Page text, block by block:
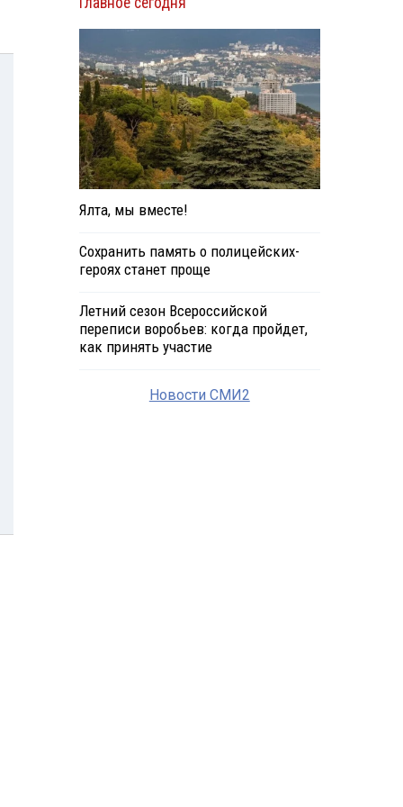
Ялта, мы вместе!
Сохранить память о полицейских-
героях станет проще
Летний сезон Всероссийской
переписи воробьев: когда пройдет,
как принять участие
Новости СМИ2